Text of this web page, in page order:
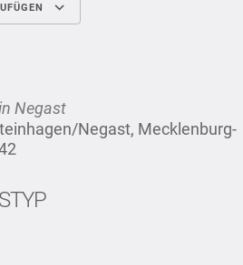
Negast
Negast, Mecklenburg-